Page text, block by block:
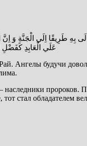
بِهِ طَرِيقًا اِلَي الْجَنَّةِ وَ
عَلَي الْعَابِدِ كَفَضْلِ
Ангелы будучи
пророков.
стал обладателем